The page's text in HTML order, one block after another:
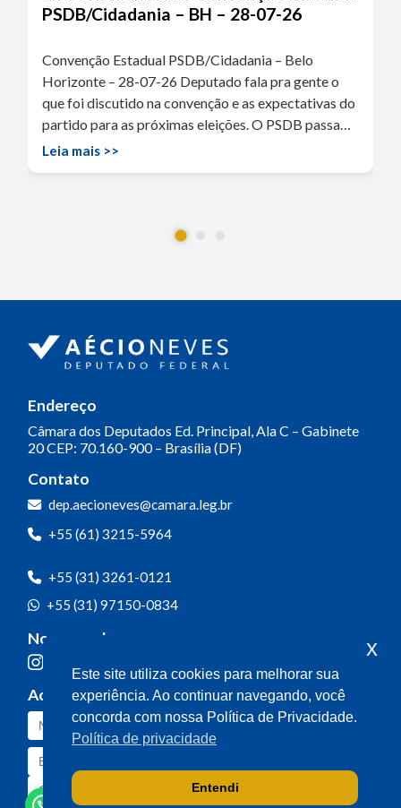
PSDB/Cidadania – BH – 28-07-26
Convenção Estadual PSDB/Cidadania – Belo
Horizonte – 28-07-26 Deputado fala pra gente o
que foi discutido na convenção e as expectativas do
partido para as próximas eleições. O PSDB passa…
Leia mais >>
Endereço
Câmara dos Deputados Ed. Principal, Ala C – Gabinete
20CEP: 70.160-900 – Brasília (DF)
Contato
dep.aecioneves@camara.leg.br
+55 (61) 3215-5964
+55 (31) 3261-0121
+55 (31) 97150-0834
Nossas redes
Acompanhe o meu mandato
Este site utiliza cookies para melhorar sua
experiência. Ao continuar navegando, você
concorda com nossa Política de Privacidade.
Política de privacidade
Entendi
x